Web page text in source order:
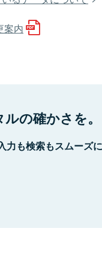
案内
の確かさを。
力も検索もスムーズ